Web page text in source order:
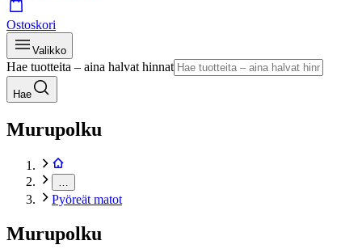
Ostoskori
Valikko
Hae tuotteita – aina halvat hinnat
Hae
Murupolku
Pyöreät matot
Murupolku